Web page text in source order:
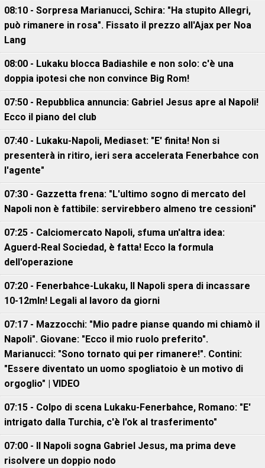
08:10 - Sorpresa Marianucci, Schira: "Ha stupito Allegri,
può rimanere in rosa". Fissato il prezzo all'Ajax per Noa
Lang
08:00 - Lukaku blocca Badiashile e non solo: c'è una
doppia ipotesi che non convince Big Rom!
07:50 - Repubblica annuncia: Gabriel Jesus apre al Napoli!
Ecco il piano del club
07:40 - Lukaku-Napoli, Mediaset: "E' finita! Non si
presenterà in ritiro, ieri sera accelerata Fenerbahce con
l'agente"
07:30 - Gazzetta frena: "L'ultimo sogno di mercato del
Napoli non è fattibile: servirebbero almeno tre cessioni"
07:25 - Calciomercato Napoli, sfuma un'altra idea:
Aguerd-Real Sociedad, è fatta! Ecco la formula
dell'operazione
07:20 - Fenerbahce-Lukaku, ll Napoli spera di incassare
10-12mln! Legali al lavoro da giorni
07:17 - Mazzocchi: "Mio padre pianse quando mi chiamò il
Napoli". Giovane: "Ecco il mio ruolo preferito".
Marianucci: "Sono tornato qui per rimanere!". Contini:
"Essere diventato un uomo spogliatoio è un motivo di
orgoglio" | VIDEO
07:15 - Colpo di scena Lukaku-Fenerbahce, Romano: "E'
intrigato dalla Turchia, c'è l'ok al trasferimento"
07:00 - Il Napoli sogna Gabriel Jesus, ma prima deve
risolvere un doppio nodo